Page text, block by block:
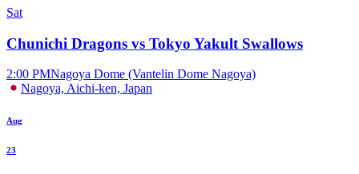
Sat
Chunichi Dragons vs Tokyo Yakult Swallows
2:00 PMNagoya Dome (Vantelin Dome Nagoya)
Nagoya, Aichi-ken, Japan
Aug
23